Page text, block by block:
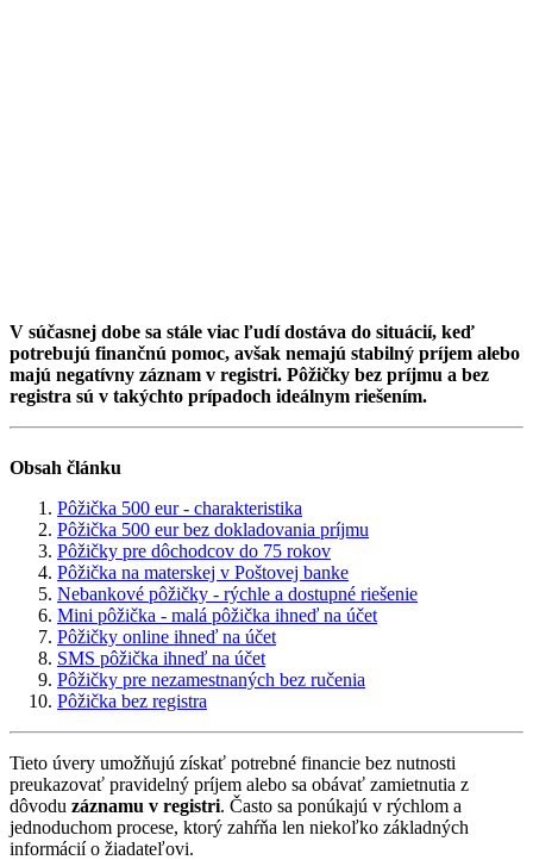
V súčasnej dobe sa stále viac ľudí dostáva do situácií, keď
potrebujú finančnú pomoc, avšak nemajú stabilný príjem alebo
majú negatívny záznam v registri. Pôžičky bez príjmu a bez
registra sú v takýchto prípadoch ideálnym riešením.
Obsah článku
Pôžička 500 eur - charakteristika
Pôžička 500 eur bez dokladovania príjmu
Pôžičky pre dôchodcov do 75 rokov
Pôžička na materskej v Poštovej banke
Nebankové pôžičky - rýchle a dostupné riešenie
Mini pôžička - malá pôžička ihneď na účet
Pôžičky online ihneď na účet
SMS pôžička ihneď na účet
Pôžičky pre nezamestnaných bez ručenia
Pôžička bez registra
Tieto úvery umožňujú získať potrebné financie bez nutnosti
preukazovať pravidelný príjem alebo sa obávať zamietnutia z
dôvodu záznamu v registri. Často sa ponúkajú v rýchlom a
jednoduchom procese, ktorý zahŕňa len niekoľko základných
informácií o žiadateľovi.